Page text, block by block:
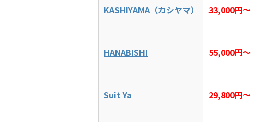
KASHIYAMA（カシヤマ） 33,000円～
HANABISHI 55,000円〜
Suit Ya 29,800円～